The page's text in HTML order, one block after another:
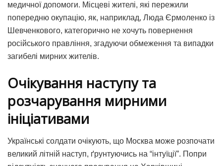
медичної допомоги. Місцеві жителі, які пережили
попередню окупацію, як, наприклад, Люда Єрмоленко із
Шевченкового, категорично не хочуть повернення
російського правління, згадуючи обмеження та випадки
загибелі мирних жителів.
Очікування наступу та
розчарування мирними
ініціативами
Українські солдати очікують, що Москва може розпочати
великий літній наступ, ґрунтуючись на “інтуїції”. Попри